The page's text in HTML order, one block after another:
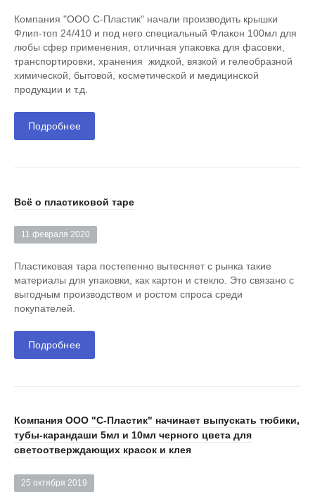
Компания "ООО С-Пластик" начали производить крышки
Флип-топ 24/410 и под него специальный Флакон 100мл для
любы сфер применения, отличная упаковка для фасовки,
транспортировки, хранения жидкой, вязкой и гелеобразной
химической, бытовой, косметической и медицинской
продукции и т.д.
Подробнее
Всё о пластиковой таре
11 февраля 2020
Пластиковая тара постепенно вытесняет с рынка такие
материалы для упаковки, как картон и стекло. Это связано с
выгодным производством и ростом спроса среди
покупателей.
Подробнее
Компания ООО "С-Пластик" начинает выпускать тюбики,
тубы-карандаши 5мл и 10мл черного цвета для
светоотверждающих красок и клея
25 октября 2019